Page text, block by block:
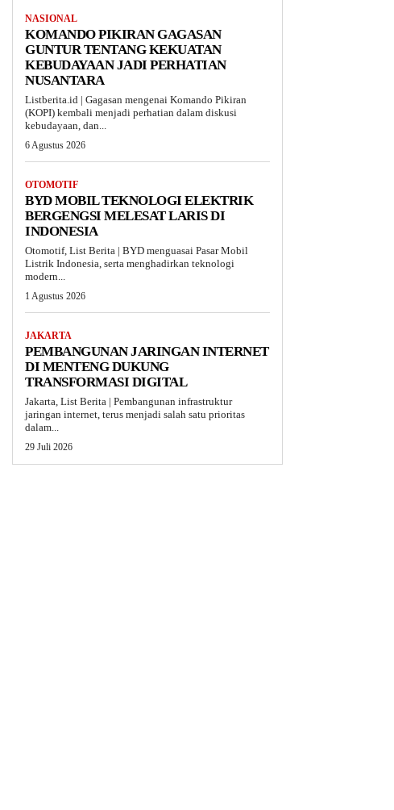
NASIONAL
KOMANDO PIKIRAN GAGASAN
GUNTUR TENTANG KEKUATAN
KEBUDAYAAN JADI PERHATIAN
NUSANTARA
Listberita.id | Gagasan mengenai Komando Pikiran
(KOPI) kembali menjadi perhatian dalam diskusi
kebudayaan, dan...
6 Agustus 2026
OTOMOTIF
BYD MOBIL TEKNOLOGI ELEKTRIK
BERGENGSI MELESAT LARIS DI
INDONESIA
Otomotif, List Berita | BYD menguasai Pasar Mobil
Listrik Indonesia, serta menghadirkan teknologi
modern...
1 Agustus 2026
JAKARTA
PEMBANGUNAN JARINGAN INTERNET
DI MENTENG DUKUNG
TRANSFORMASI DIGITAL
Jakarta, List Berita | Pembangunan infrastruktur
jaringan internet, terus menjadi salah satu prioritas
dalam...
29 Juli 2026